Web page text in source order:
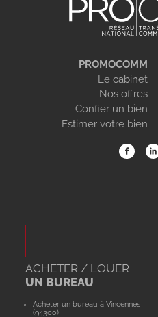
PROMOCOMM
Le cabinet
Nos offres
Confier un bien
Estimer votre bien
ACHETER / LOUER
UN BUREAU
Acheter un bureau à Vincennes
(94300)